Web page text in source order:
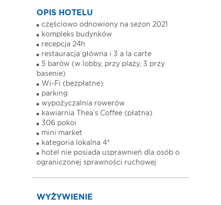
OPIS HOTELU
częściowo odnowiony na sezon 2021
kompleks budynków
recepcja 24h
restauracja główna i 3 a la carte
5 barów (w lobby, przy plaży, 3 przy
basenie)
Wi-Fi (bezpłatne)
parking
wypożyczalnia rowerów
kawiarnia Thea’s Coffee (płatna)
306 pokoi
mini market
kategoria lokalna 4*
hotel nie posiada usprawnień dla osób o
ograniczonej sprawności ruchowej
WYŻYWIENIE